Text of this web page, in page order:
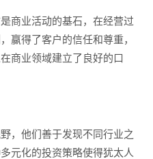
商业活动的基石，在经营过
赢得了客户的信任和尊重，
商业领域建立了良好的口
，他们善于发现不同行业之
元化的投资策略使得犹太人